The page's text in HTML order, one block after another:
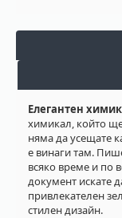
Елегантен
химикал, който
няма да усещате
е винаги там.
всяко време и по
документ искате
привлекателен
стилен дизайн.